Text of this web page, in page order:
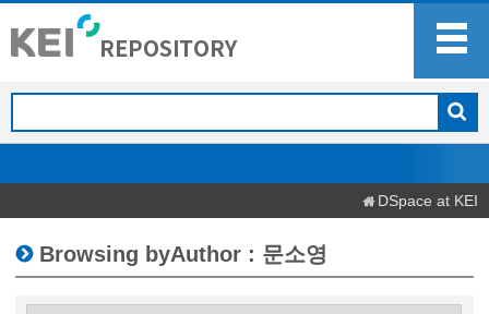
DSpace at KEI
Browsing byAuthor : 문소영